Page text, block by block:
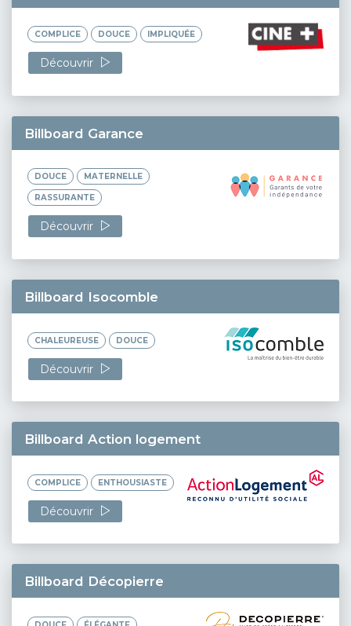
COMPLICE DOUCE IMPLIQUÉE
Découvrir
Billboard Garance
DOUCE MATERNELLE
RASSURANTE
Découvrir
Billboard Isocomble
CHALEUREUSE DOUCE
Découvrir
Billboard Action logement
COMPLICE ENTHOUSIASTE
Découvrir
Billboard Décopierre